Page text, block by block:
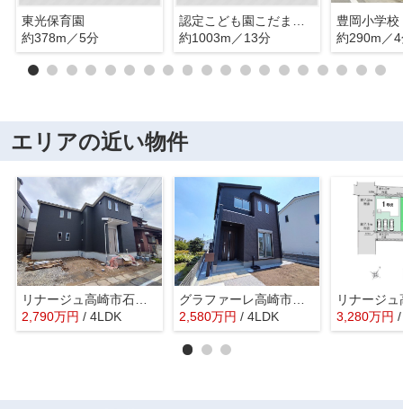
東光保育園
約378m／5分
約1003m／13分
豊岡小学校
約290m／
エリアの近い物件
リナージュ高崎市石原町01期ー①
2,790万円 / 4LDK
グラファーレ高崎市石原町3期ー①
2,580万円 / 4LDK 3,280万円